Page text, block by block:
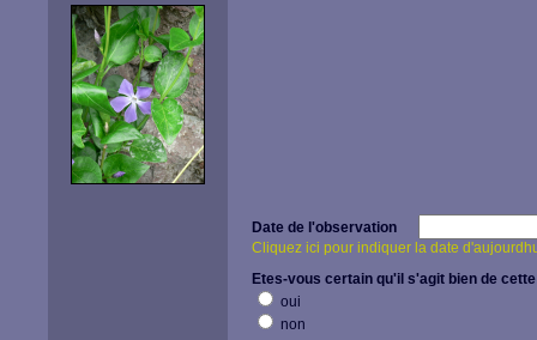
Date de l'observation
Cliquez ici pour indiquer la date
Etes-vous certain qu'il s'agit bien de
oui
non